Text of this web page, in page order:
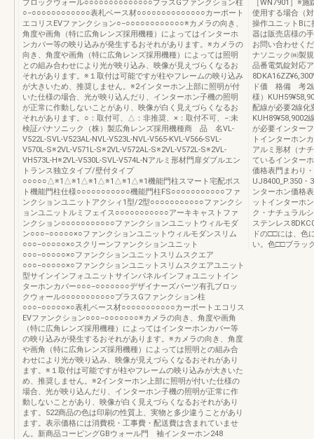
ブロックウォール○○○○○○○○○○○○○○プラスGファンクション柱
○−○○○○○○○○○○○○表札ベース材○○○○○○○○○○○○○○カーポート
エコリスEVファンクション○−○○○○○○○○○○○○※カメラの向き、
角度や画角（特に広角レンズ採用機種）によってはインターホ
ンカバー等の映り込みが発生するおそれがあります。※カメラの
向き、角度や画角（特に広角レンズ採用機種）によっては照明
との組み合わせにより光が映り込み、映像が見えづらくなるお
それがあります。※１取付は可能ですが柱やフレームの映り込み
が大きいため、推奨しません。※2インターホン上部に照明が付
いた仕様の場合、光が映り込んだり、インターホン子機の照明
が正常に作動しないことがあり、映像が白く見えづらくなるお
それがあります。○：取付可、△：非推奨、×：取付不可、−:未
検証パナソニック（株）製広角レンズ採用機種商 品 名VL‐
V522L‐SVL‐V523AL‐NVL-V523L-NVL‐V565‐KVL‐V566‐SVL‐
V570L‐S※2VL‐V571L‐S※2VL‐V572AL‐S※2VL-V572L-S※2VL-
VH573L-H※2VL-V530L-SVL-V574L-Nアルミ形材門扉ダブルエン
トランス独立タイプ/壁付タイプ
○○○○○△※1△※1△※1△※1△※1△※1機能門柱スマート宅配ポス
ト機能門柱仕様○○○○○○○○○○○機能門柱FS○○○○○○○○○○○ファ
ンクションユニットアクシィ1型/2型○○○○○○○○○○○ファンクシ
ョンユニットルミフェイス○○○○○○○○○○○アーキキャストファ
ンクション○○○○○○○○○○○ファンクションユニットウィルモダ
ン○○○−○○○○○×○ファンクションユニットウィルモダンスリム
○○○−○○○○○×○スクリーンファンクションユニット
○○○−○○○○○×○ファンクションユニットスリムスクエア
○○○−○○○○○×○ファンクションユニットスリムスクエアユニット
型サインインフォユニットサインパネルインフォユニットイン
ターホンカバー○○○−○○○○○○○デザイナーズパーツ有孔ブロッ
クウォール○○○○○○○○○○○プラスGファンクション柱
○○○−○○○○○×○表札ベース材○○○○○○○○○○○カーポートエコリス
EVファンクション○○○−○○○○○○○※カメラの向き、角度や画角
（特に広角レンズ採用機種）によってはインターホンカバー等
の映り込みが発生するおそれがあります。※カメラの向き、角度
や画角（特に広角レンズ採用機種）によっては照明との組み合
わせにより光が映り込み、映像が見えづらくなるおそれがあり
ます。※１取付は可能ですが柱やフレームの映り込みが大きいた
め、推奨しません。※2インターホン上部に照明が付いた仕様の
場合、光が映り込んだり、インターホン子機の照明が正常に作
動しないことがあり、映像が白く見えづらくなるおそれがあり
ます。522商品の色は印刷の性質上、実物と多少違うことがあり
ます。表示価格には消費税・工事費・配送費は含まれていませ
ん。新商品コーピングGBウォール門 袖インターホン248
［WN7901］※
使用する場合（
操作ユニットBに
器は販売店様の
お問い合わせく
ナソニック㈱製
品番電気錠対応
ド価 格備 考2
様）
配線が必要2線化
KUH89¥58,9002
が必要インター
トインターホン
アルミ形材（ナ
ているインター
価格表門まわり
UJ8400_P.350
ンターホン価格
ットインターホ
ク・ナチュラル
ステンレス
ドの□□には、色
い。色□□ブラッ